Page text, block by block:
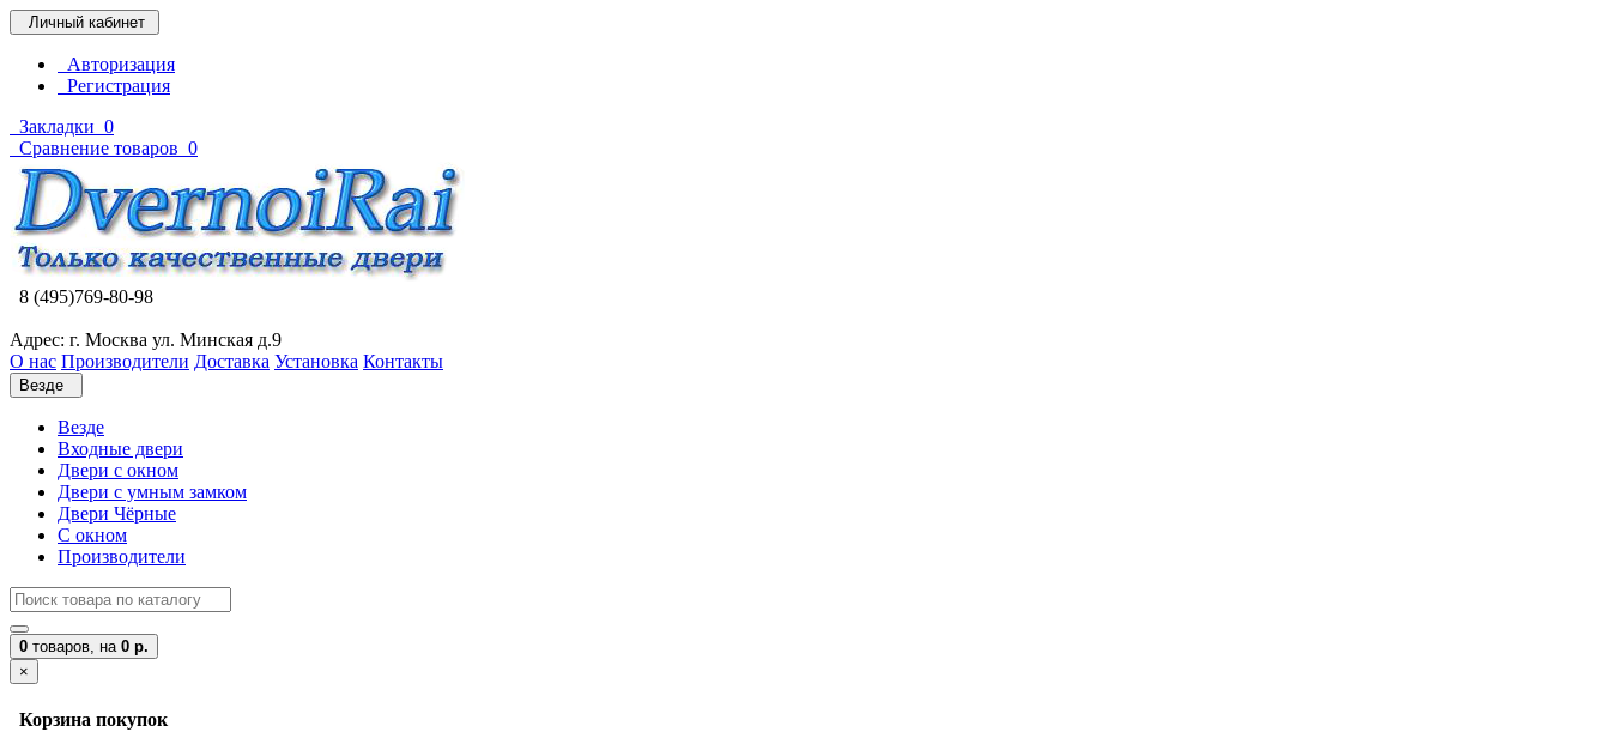
Личный кабинет
Авторизация
Регистрация
Закладки 0
Сравнение товаров 0
8 (495)769-80-98
Адрес: г. Москва ул. Минская д.9
О нас Производители Доставка Установка Контакты
Везде
Везде
Входные двери
Двери с окном
Двери с умным замком
Двери Чёрные
C окном
Производители
0 товаров, на 0 р.
×
Корзина покупок